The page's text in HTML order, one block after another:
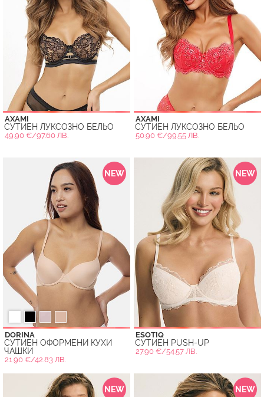
AXAMI
СУТИЕН ЛУКСОЗНО БЕЛЬО
49.90 €/97.60 ЛВ.
AXAMI
СУТИЕН ЛУКСОЗНО БЕЛЬО
50.90 €/99.55 ЛВ.
NEW
DORINA
СУТИЕН ОФОРМЕНИ КУХИ
ЧАШКИ
21.90 €/42.83 ЛВ.
NEW
ESOTIQ
СУТИЕН PUSH-UP
27.90 €/54.57 ЛВ.
NEW NEW